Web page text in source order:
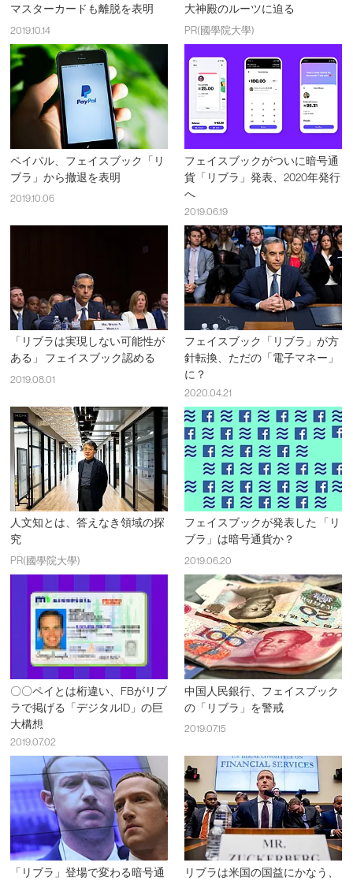
マスターカードも離脱を表明
2019.10.14
大神殿のルーツに迫る
PR(國學院大學)
ペイパル、フェイスブック「リ
ブラ」から撤退を表明
2019.10.06
フェイスブックがついに暗号通
貨「リブラ」発表、2020年発行
へ
2019.06.19
「リブラは実現しない可能性が
ある」 フェイスブック認める
2019.08.01
フェイスブック「リブラ」が方
針転換、ただの「電子マネー」
に？
2020.04.21
人文知とは、答えなき領域の探
究
PR(國學院大學)
フェイスブックが発表した 「リ
ブラ」は暗号通貨か？
2019.06.20
〇〇ペイとは桁違い、FBがリブ
ラで掲げる「デジタルID」の巨
大構想
2019.07.02
中国人民銀行、フェイスブック
の「リブラ」を警戒
2019.07.15
「リブラ」登場で変わる暗号通 リブラは米国の国益にかなう、